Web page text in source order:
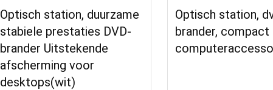
Optisch station, duurzame
stabiele prestaties DVD-
brander Uitstekende
afscherming voor
desktops(wit)
Optisch station,
brander,